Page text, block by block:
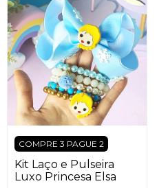
COMPRE 3 PAGUE 2
Kit Laço e Pulseira
Luxo Princesa Elsa